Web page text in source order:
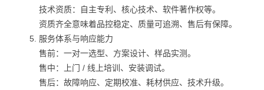
技术资质：自主专利、核心技术、软件著作权等。
资质齐全意味着品控稳定、质量可追溯、售后有保障。
服务体系与响应能力
售前：一对一选型、方案设计、样品实测。
售中：上门 / 线上培训、安装调试。
售后：故障响应、定期校准、耗材供应、技术升级。